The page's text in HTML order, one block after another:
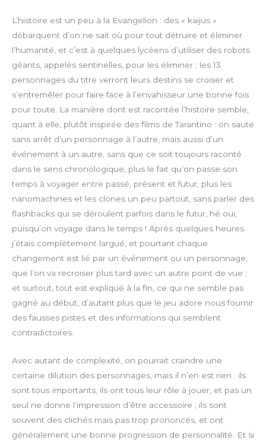
y
e
e
r
u
l
l
s
c
l
d
L’histoire est un peu à la Evangelion : des « kaijus »
débarquent d’on ne sait où pour tout détruire et éliminer
l’humanité, et c’est à quelques lycéens d’utiliser des robots
géants, appelés sentinelles, pour les éliminer ; les 13
personnages du titre verront leurs destins se croiser et
s’entremêler pour faire face à l’envahisseur une bonne fois
pour toute. La manière dont est racontée l’histoire semble,
quant à elle, plutôt inspirée des films de Tarantino : on saute
sans arrêt d’un personnage à l’autre, mais aussi d’un
événement à un autre, sans que ce soit toujours raconté
dans le sens chronologique, plus le fait qu’on passe son
temps à voyager entre passé, présent et futur, plus les
nanomachines et les clones un peu partout, sans parler des
flashbacks qui se déroulent parfois dans le futur, hé oui,
puisqu’on voyage dans le temps ! Après quelques heures
j’étais complètement largué, et pourtant chaque
changement est lié par un événement ou un personnage,
que l’on va recroiser plus tard avec un autre point de vue ;
et surtout, tout est expliqué à la fin, ce qui ne semble pas
gagné au début, d’autant plus que le jeu adore nous fournir
des fausses pistes et des informations qui semblent
contradictoires.
Avec autant de complexité, on pourrait craindre une
certaine dilution des personnages, mais il n’en est rien : ils
sont tous importants, ils ont tous leur rôle à jouer, et pas un
seul ne donne l’impression d’être accessoire ; ils sont
souvent des clichés mais pas trop prononcés, et ont
généralement une bonne progression de personnalité. Et si